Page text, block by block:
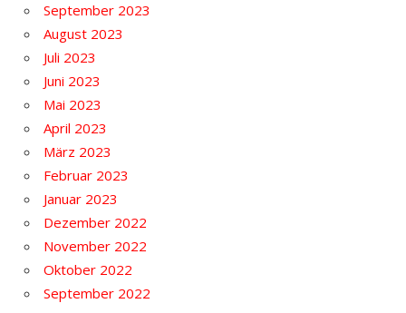
September 2023
August 2023
Juli 2023
Juni 2023
Mai 2023
April 2023
März 2023
Februar 2023
Januar 2023
Dezember 2022
November 2022
Oktober 2022
September 2022